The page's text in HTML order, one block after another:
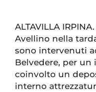
ALTAVILLA
Avellino nella
sono intervenuti
Belvedere, per
coinvolto un
interno